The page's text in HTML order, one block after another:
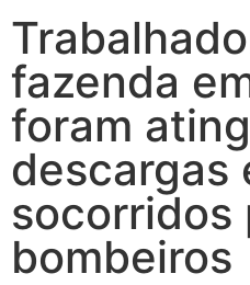
fazenda
foram
descargas
socorridos
bombeiros